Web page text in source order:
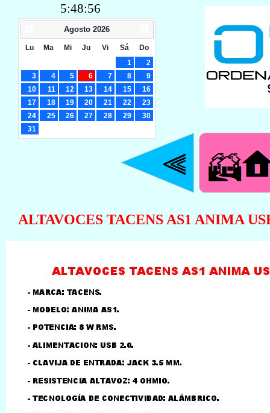
LLAMAR AL TELEFONO
626246281
ALTAVOCES TACENS AS1 ANIMA
5:48:57
Agosto 2026
Lu Ma Mi Ju Vi Sá
Do
1
2
3
4 5 6 7 8
9
10
11 12 13 14 15
16
17
18 19 20 21 22
23
24
25 26 27 28 29
30
31